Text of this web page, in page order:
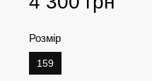
Розмір
159